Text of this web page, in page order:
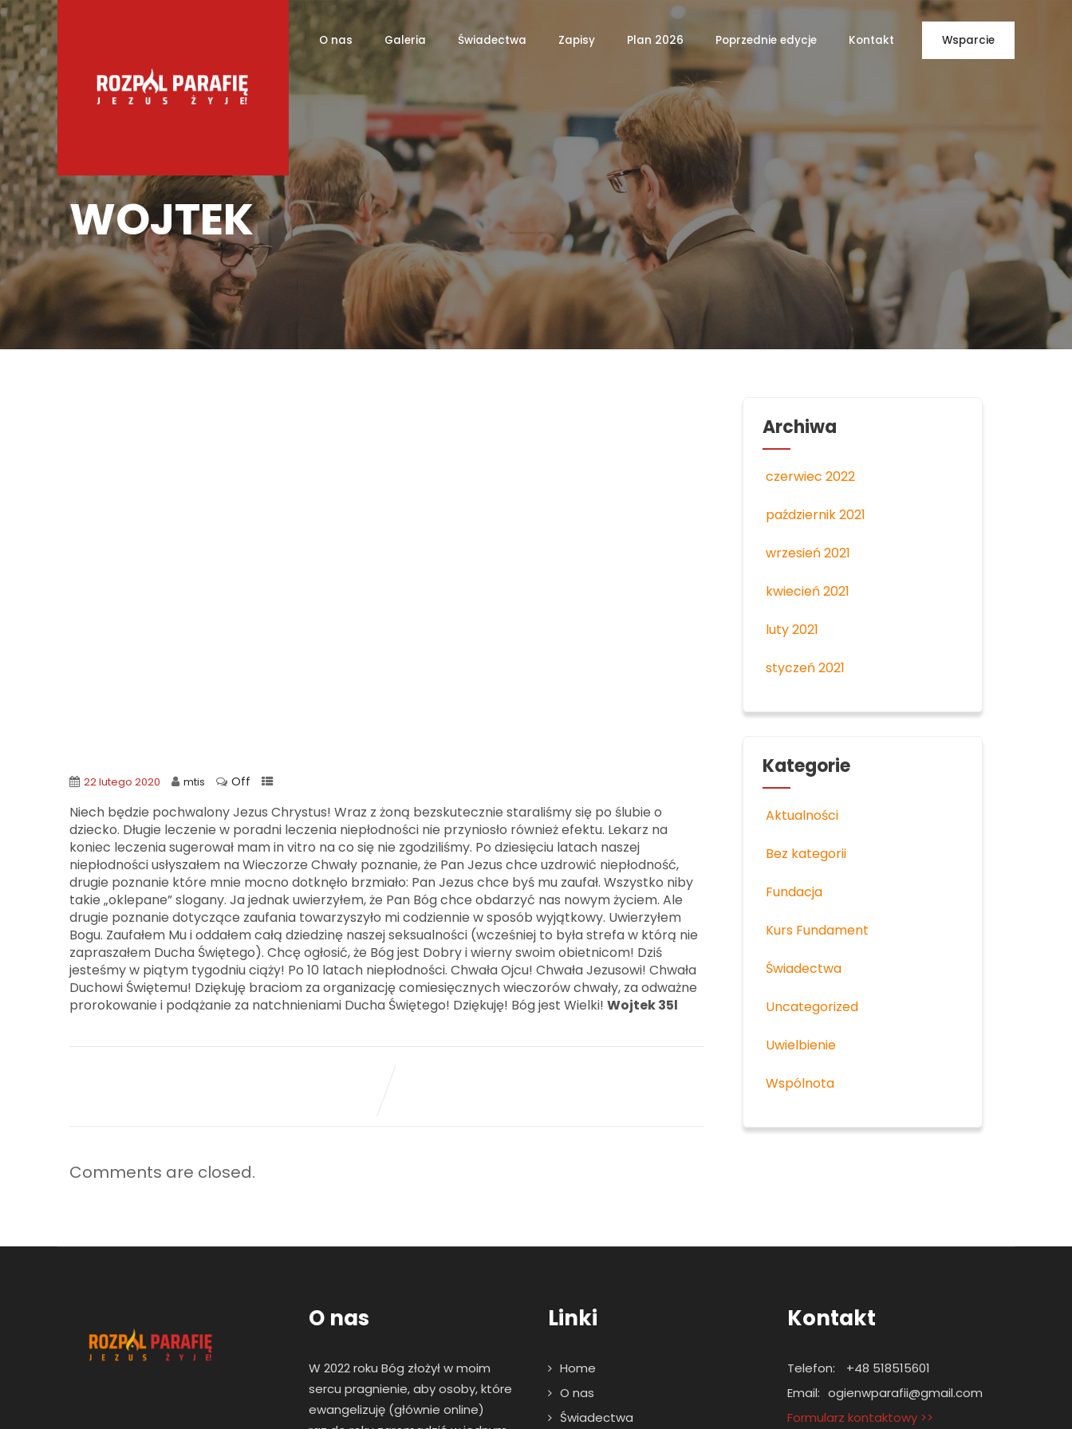
O nas Galeria Świadectwa Zapisy Plan 2026 Poprzednie edycje Kontakt Wsparcie
WOJTEK
22 lutego 2020 mtis Off
Niech będzie pochwalony Jezus Chrystus! Wraz z żoną bezskutecznie staraliśmy się po ślubie o
dziecko. Długie leczenie w poradni leczenia niepłodności nie przyniosło również efektu. Lekarz na
koniec leczenia sugerował mam in vitro na co się nie zgodziliśmy. Po dziesięciu latach naszej
niepłodności usłyszałem na Wieczorze Chwały poznanie, że Pan Jezus chce uzdrowić niepłodność,
drugie poznanie które mnie mocno dotknęło brzmiało: Pan Jezus chce byś mu zaufał. Wszystko niby
takie „oklepane” slogany. Ja jednak uwierzyłem, że Pan Bóg chce obdarzyć nas nowym życiem. Ale
drugie poznanie dotyczące zaufania towarzyszyło mi codziennie w sposób wyjątkowy. Uwierzyłem
Bogu. Zaufałem Mu i oddałem całą dziedzinę naszej seksualności (wcześniej to była strefa w którą nie
zapraszałem Ducha Świętego). Chcę ogłosić, że Bóg jest Dobry i wierny swoim obietnicom! Dziś
jesteśmy w piątym tygodniu ciąży! Po 10 latach niepłodności. Chwała Ojcu! Chwała Jezusowi! Chwała
Duchowi Świętemu! Dziękuję braciom za organizację comiesięcznych wieczorów chwały, za odważne
prorokowanie i podążanie za natchnieniami Ducha Świętego! Dziękuję! Bóg jest Wielki! Wojtek 35l
Comments are closed.
Archiwa
czerwiec 2022
październik 2021
wrzesień 2021
kwiecień 2021
luty 2021
styczeń 2021
Kategorie
Aktualności
Bez kategorii
Fundacja
Kurs Fundament
Świadectwa
Uncategorized
Uwielbienie
Wspólnota
O nas
W 2022 roku Bóg złożył w moim
sercu pragnienie, aby osoby, które
ewangelizuję (głównie online)
Linki
Home
O nas
Świadectwa
Kontakt
Telefon:
+48 518515601
Email: ogienwparafii@gmail.com
Formularz kontaktowy >>